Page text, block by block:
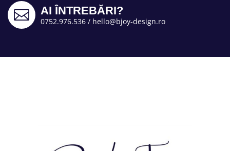
 AI ÎNTREBĂRI?
0752.976.536 / hello@bjoy-design.ro